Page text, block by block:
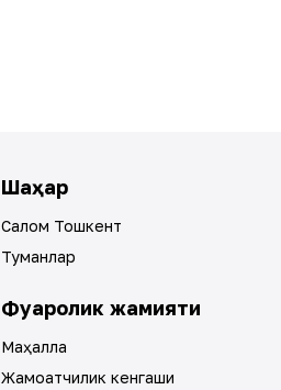
Шаҳар
Салом Тошкент
Туманлар
Фуқаролик жамияти
Маҳалла
Жамоатчилик кенгаши